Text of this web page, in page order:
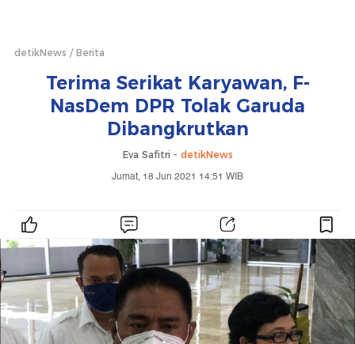
detikNews Berita
Terima Serikat Karyawan, F-
NasDem DPR Tolak Garuda
Dibangkrutkan
Eva Safitri - detikNews
Jumat, 18 Jun 2021 14:51 WIB